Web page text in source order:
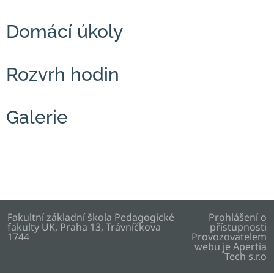
Domácí úkoly
Rozvrh hodin
Galerie
Fakultní základní škola Pedagogické
fakulty UK, Praha 13, Trávníčkova
1744
Prohlášení o
přístupnosti
Provozovatelem
webu je Apertia
Tech s.r.o